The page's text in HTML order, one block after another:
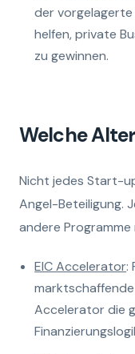
der vorgelagerte
helfen, private
zu gewinnen.
Welche
Nicht jedes Start-
Angel-Beteiligung.
andere Programme
EIC Accelerator:
Accelerator die